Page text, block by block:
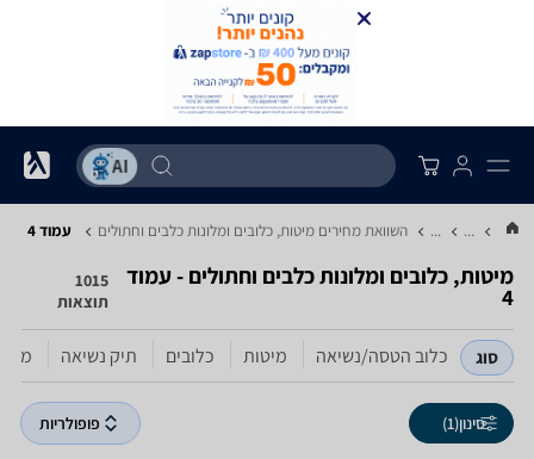
...
... השוואת מחירים מיטות, כלובים ומלונות ‏כלבים וחתולים עמוד 4
מיטות, כלובים ומלונות ‏כלבים וחתולים - עמוד
4
1015
תוצאות
סוג כלוב הטסה/נשיאה מיטות כלובים תיק נשיאה
סינון(1) פופולריות